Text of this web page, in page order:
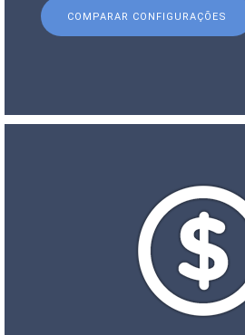
COMPARAR CONFIGURAÇÕES